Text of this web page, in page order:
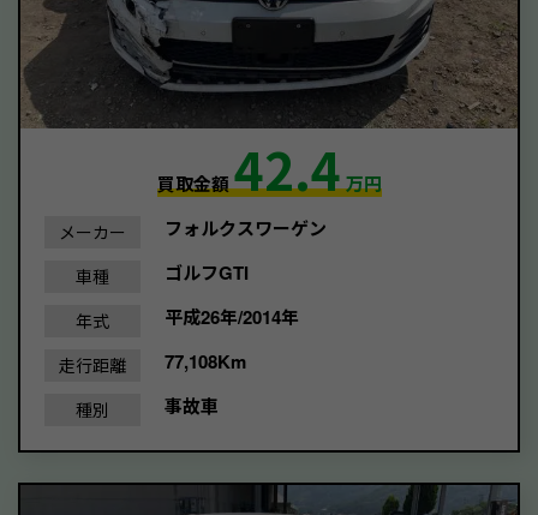
買取金額42.4万円
メーカー フォルクスワーゲン
車種 ゴルフGTI
年式 平成26年/2014年
走行距離 77,108Km
種別 事故車